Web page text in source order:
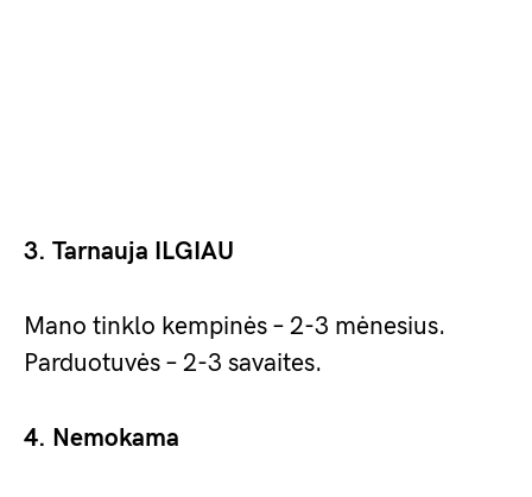
3. Tarnauja ILGIAU
Mano tinklo kempinės – 2-3 mėnesius.
Parduotuvės – 2-3 savaites.
4. Nemokama